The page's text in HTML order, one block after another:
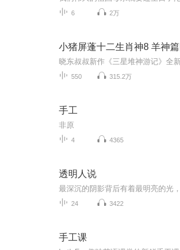
6 2万
550 315.2万
手工
非原
4 4365
透明人说
24 3422
手工课